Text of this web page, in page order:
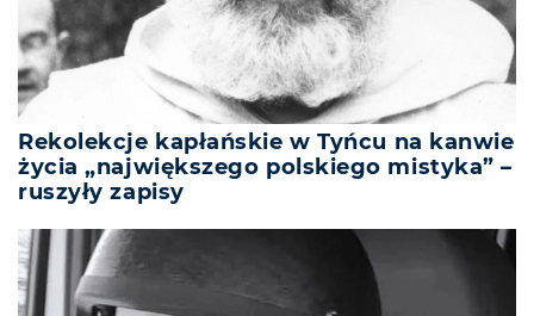
Rekolekcje kapłańskie w Tyńcu na kanwie
życia „największego polskiego mistyka” –
ruszyły zapisy